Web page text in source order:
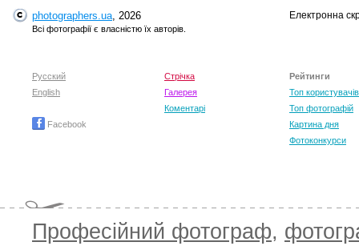
photographers.ua, 2026
Всі фотографії є власністю їх авторів.
Електронна
Русский
English
Facebook
Стрічка
Галерея
Коментарі
Рейтинги
Топ користувачів
Топ фотографій
Картина дня
Фотоконкурси
Професійний фотограф,